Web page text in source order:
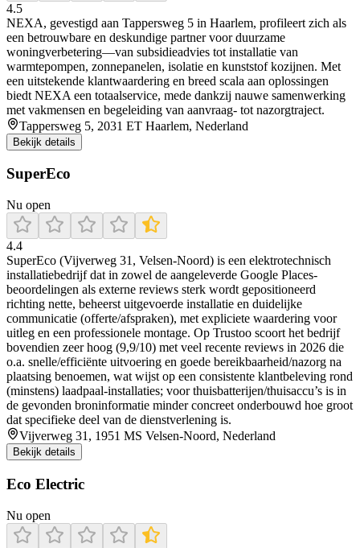
4.5
NEXA, gevestigd aan Tappersweg 5 in Haarlem, profileert zich als
een betrouwbare en deskundige partner voor duurzame
woningverbetering—van subsidieadvies tot installatie van
warmtepompen, zonnepanelen, isolatie en kunststof kozijnen. Met
een uitstekende klantwaardering en breed scala aan oplossingen
biedt NEXA een totaalservice, mede dankzij nauwe samenwerking
met vakmensen en begeleiding van aanvraag- tot nazorgtraject.
Tappersweg 5, 2031 ET Haarlem, Nederland
Bekijk details
SuperEco
Nu open
4.4
SuperEco (Vijverweg 31, Velsen-Noord) is een elektrotechnisch
installatiebedrijf dat in zowel de aangeleverde Google Places-
beoordelingen als externe reviews sterk wordt gepositioneerd
richting nette, beheerst uitgevoerde installatie en duidelijke
communicatie (offerte/afspraken), met expliciete waardering voor
uitleg en een professionele montage. Op Trustoo scoort het bedrijf
bovendien zeer hoog (9,9/10) met veel recente reviews in 2026 die
o.a. snelle/efficiënte uitvoering en goede bereikbaarheid/nazorg na
plaatsing benoemen, wat wijst op een consistente klantbeleving rond
(minstens) laadpaal-installaties; voor thuisbatterijen/thuisaccu’s is in
de gevonden broninformatie minder concreet onderbouwd hoe groot
dat specifieke deel van de dienstverlening is.
Vijverweg 31, 1951 MS Velsen-Noord, Nederland
Bekijk details
Eco Electric
Nu open